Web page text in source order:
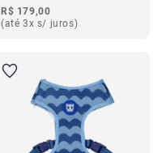
R$ 179,00
(até 3x s/ juros)